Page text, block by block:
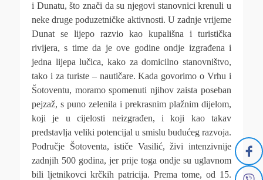
i Dunatu, što znači da su njegovi stanovnici krenuli u
neke druge poduzetničke aktivnosti. U zadnje vrijeme
Dunat se lijepo razvio kao kupališna i turistička
rivijera, s time da je ove godine ondje izgrađena i
jedna lijepa lučica, kako za domicilno stanovništvo,
tako i za turiste – nautičare. Kada govorimo o Vrhu i
Šotoventu, moramo spomenuti njihov zaista poseban
pejzaž, s puno zelenila i prekrasnim plažnim dijelom,
koji je u cijelosti neizgrađen, i koji kao takav
predstavlja veliki potencijal u smislu budućeg razvoja.
Područje Šotoventa, ističe Vasilić, živi intenzivnije
zadnjih 500 godina, jer prije toga ondje su uglavnom
bili ljetnikovci krčkih patricija. Prema tome, od 15.